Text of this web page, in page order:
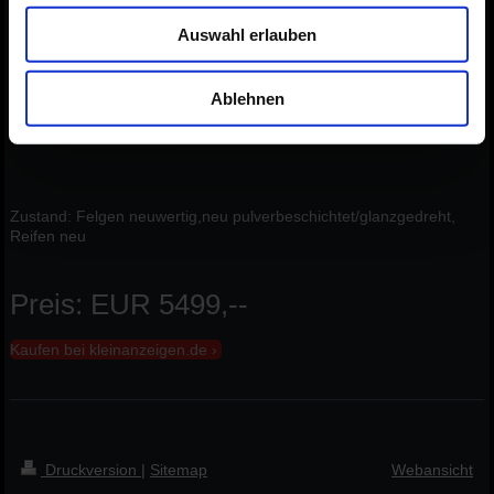
Auswahl erlauben
Ablehnen
Sonderausstattung: inkl. RDK / ohne Nabendeckel (75€)
DOT: 3023
Zustand: Felgen neuwertig,neu pulverbeschichtet/glanzgedreht,
Reifen neu
Preis: EUR 5499,--
Kaufen bei kleinanzeigen.de
Druckversion | Sitemap Webansicht